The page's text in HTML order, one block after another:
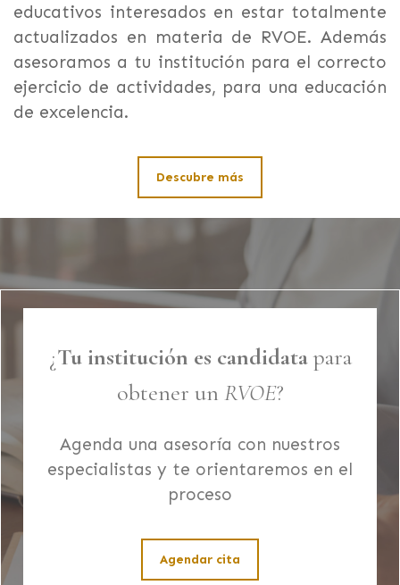
educativos interesados en estar totalmente
actualizados en materia de RVOE. Además
asesoramos a tu institución para el correcto
ejercicio de actividades, para una educación
de excelencia.
Descubre más
¿Tu institución es candidatapara
obtener un RVOE?
Agenda una asesoría con nuestros
especialistas y te orientaremos en el
proceso
Agendar cita